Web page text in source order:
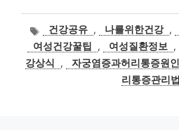
태
그
건강공유 , 나를위한건강 ,
여성건강꿀팁
, 여성질환정보 ,
강상식
, 자궁염증과허리통증원인
리통증관리법